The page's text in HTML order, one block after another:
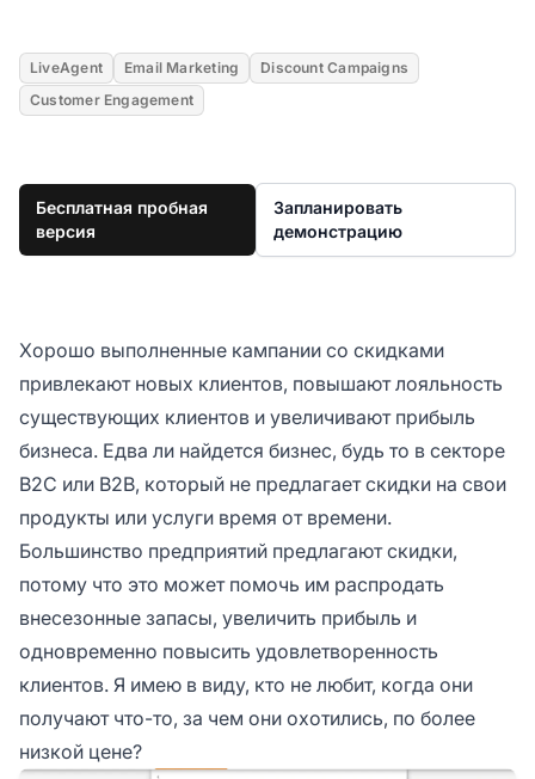
LiveAgent Email Marketing
Discount Campaigns
Customer Engagement
Бесплатная пробная
версия
Запланировать
демонстрацию
Хорошо выполненные кампании со скидками
привлекают новых клиентов, повышают лояльность
существующих клиентов и увеличивают прибыль
бизнеса. Едва ли найдется бизнес, будь то в секторе
B2C или B2B, который не предлагает скидки на свои
продукты или услуги время от времени.
Большинство предприятий предлагают скидки,
потому что это может помочь им распродать
внесезонные запасы, увеличить прибыль и
одновременно повысить удовлетворенность
клиентов. Я имею в виду, кто не любит, когда они
получают что-то, за чем они охотились, по более
низкой цене?